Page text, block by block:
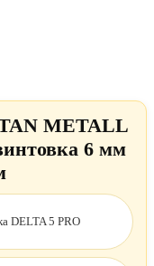
METALL
6 мм
DELTA 5 PRO